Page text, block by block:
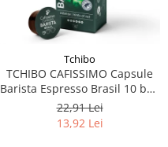
Tchibo
TCHIBO CAFISSIMO Capsule
Barista Espresso Brasil 10 buc
80g (27.10.2026)
22,91 Lei
13,92 Lei